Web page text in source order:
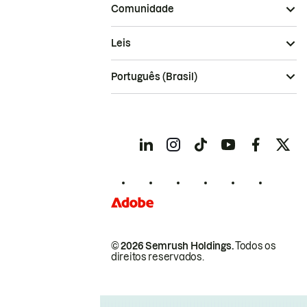
Comunidade
© 2026 Semrush Holdings.Todos os
direitos reservados.
Leis
Português (Brasil)